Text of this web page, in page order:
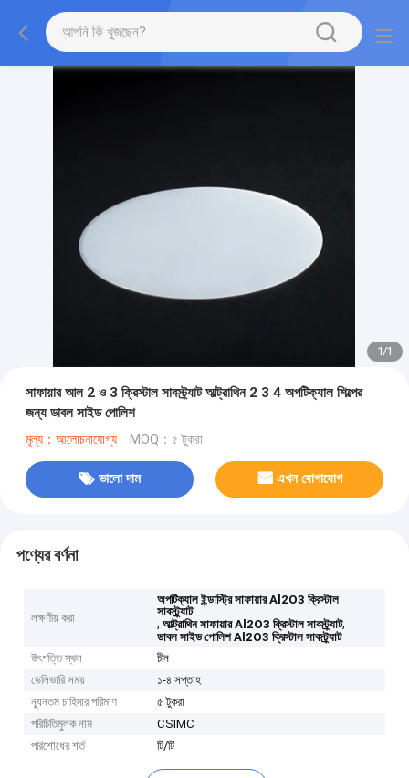
1/1
সাফায়ার আল 2 ও 3 ক্রিস্টাল সাবস্ট্র্যাট আল্ট্রাথিন 2 3 4 অপটিক্যাল শিল্পের
জন্য ডাবল সাইড পোলিশ
মূল্য：আলোচনাযোগ্য MOQ：৫ টুকরা
ভালো দাম এখন যোগাযোগ
পণ্যের বর্ণনা
লক্ষণীয় করা
অপটিক্যাল ইন্ডাস্ট্রি সাফায়ার Al2O3 ক্রিস্টাল
সাবস্ট্র্যাট
,আল্ট্রাথিন সাফায়ার Al2O3 ক্রিস্টাল সাবস্ট্র্যাট,
ডাবল সাইড পোলিশ Al2O3 ক্রিস্টাল সাবস্ট্র্যাট
উৎপত্তি স্থল
চীন
ডেলিভারি সময়
১-৪ সপ্তাহ
ন্যূনতম চাহিদার পরিমাণ
৫ টুকরা
পরিচিতিমুলক নাম
CSIMC
পরিশোধের শর্ত
টি/টি